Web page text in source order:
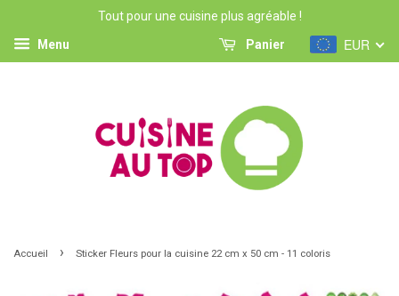
Tout pour une cuisine plus agréable !
Menu EUR
Panier
Accueil › Sticker Fleurs pour la cuisine 22 cm x 50 cm - 11 coloris